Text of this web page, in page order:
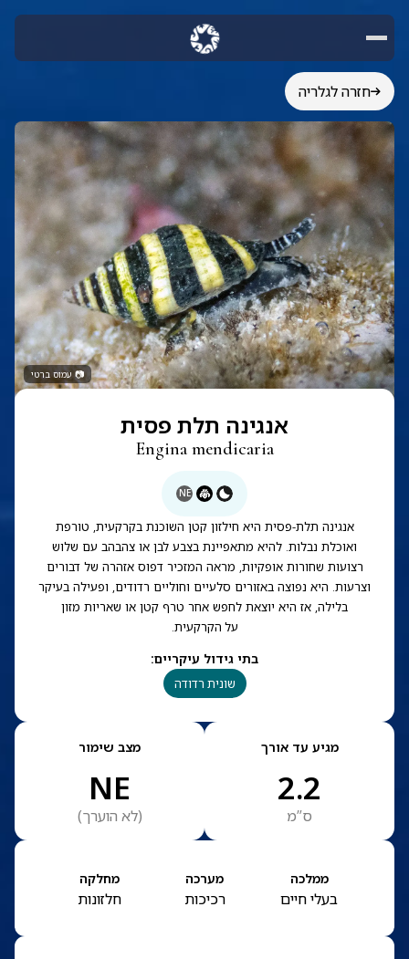
חזרה לגלריה
📷 עמוס ברטי
אנגינה תלת פסית
Engina mendicaria
NE
אנגינה תלת-פסית היא חילזון קטן השוכנת בקרקעית, טורפת
ואוכלת נבלות. להיא מתאפיינת בצבע לבן או צהבהב עם שלוש
רצועות שחורות אופקיות, מראה המזכיר דפוס אזהרה של דבורים
וצרעות. היא נפוצה באזורים סלעיים וחוליים רדודים, ופעילה בעיקר
בלילה, אז היא יוצאת לחפש אחר טרף קטן או שאריות מזון
על הקרקעית.
בתי גידול עיקריים:
שונית רדודה
מגיע עד אורך
2.2
ס”מ
מצב שימור
NE
(לא הוערך)
ממלכה
בעלי חיים
מערכה
רכיכות
מחלקה
חלזונות